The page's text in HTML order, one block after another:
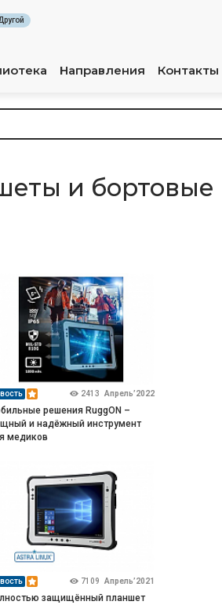
Направления Контакты
и
2413 Апрель’2022
решения RuggON –
и надёжный инструмент
медиков
7109 Апрель’2021
защищённый планшет